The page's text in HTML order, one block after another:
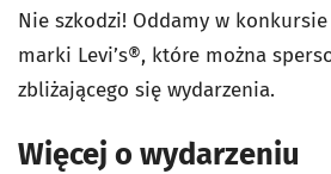
Nie szkodzi! Oddamy w
marki Levi’s®, które można
zbliżającego się wydarzenia.
Więcej o wydarzeniu